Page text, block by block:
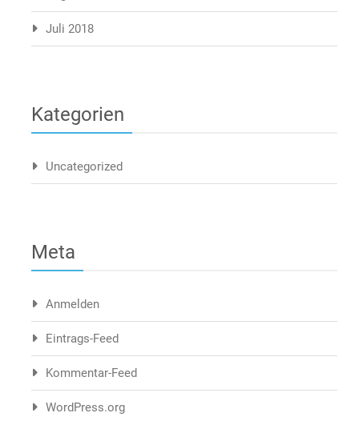
Juli 2018
Kategorien
Uncategorized
Meta
Anmelden
Eintrags-Feed
Kommentar-Feed
WordPress.org